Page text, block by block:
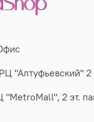
"Алтуфьевский" 2
"MetroMall", 2 эт.